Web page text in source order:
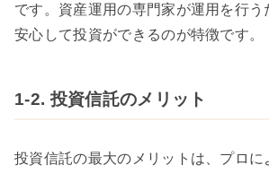
です。資産運用の専門家が運用を行う
安心して投資ができるのが特徴です。
1-2. 投資信託のメリット
投資信託の最大のメリットは、プロに